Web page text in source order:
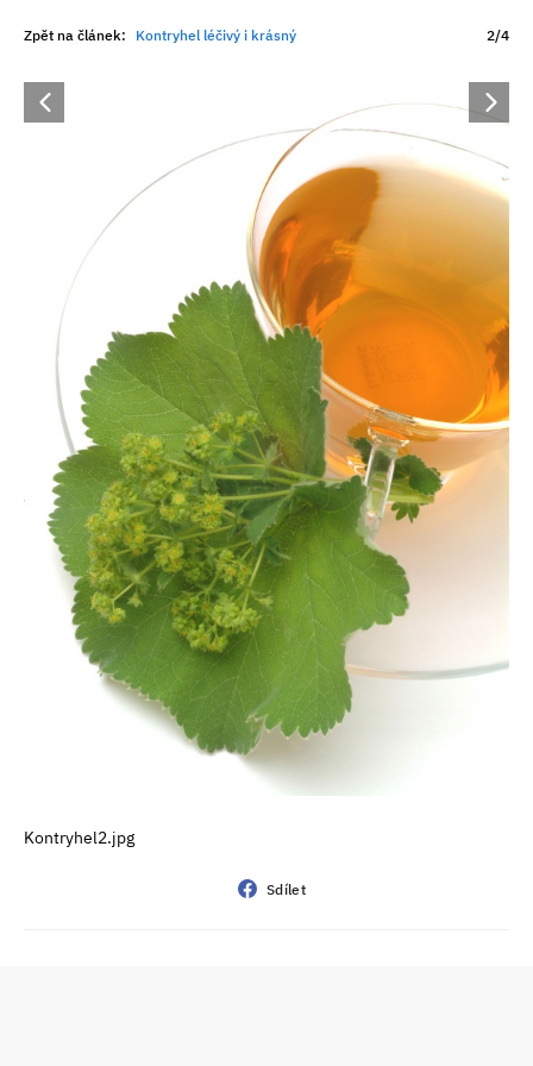
Zpět na článek: Kontryhel léčivý i krásný 2/4
Kontryhel2.jpg
Sdílet